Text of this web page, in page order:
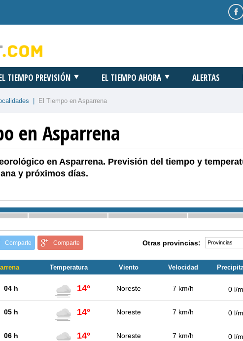
TIEMPO PREVISIÓN EL TIEMPO AHORA ALERTAS
El Tiempo en Asparrena
en Asparrena
en Asparrena. Previsión del tiempo y
y próximos días.
Comparte Comparte Otras provincias:
Temperatura Viento Velocidad
04 h 14° Noreste 7 km/h 0 l/m
05 h 14° Noreste 7 km/h 0 l/m
06 h 14° Noreste 7 km/h 0 l/m